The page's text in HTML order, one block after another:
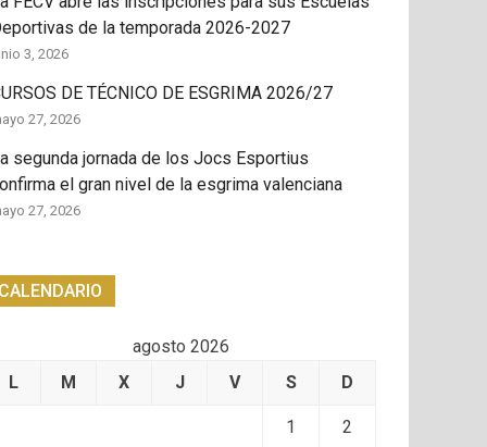
de la temporada 2026-2027
3, 2026
DE TÉCNICO DE ESGRIMA 2026/27
27, 2026
segunda jornada de los Jocs Esportius
el gran nivel de la esgrima valenciana
27, 2026
CALENDARIO
agosto 2026
L
M X J V S D
1 2